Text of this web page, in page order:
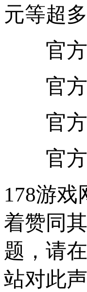
元等超
官方
官方
官方
官方B
178游
着赞同
题，请
站对此